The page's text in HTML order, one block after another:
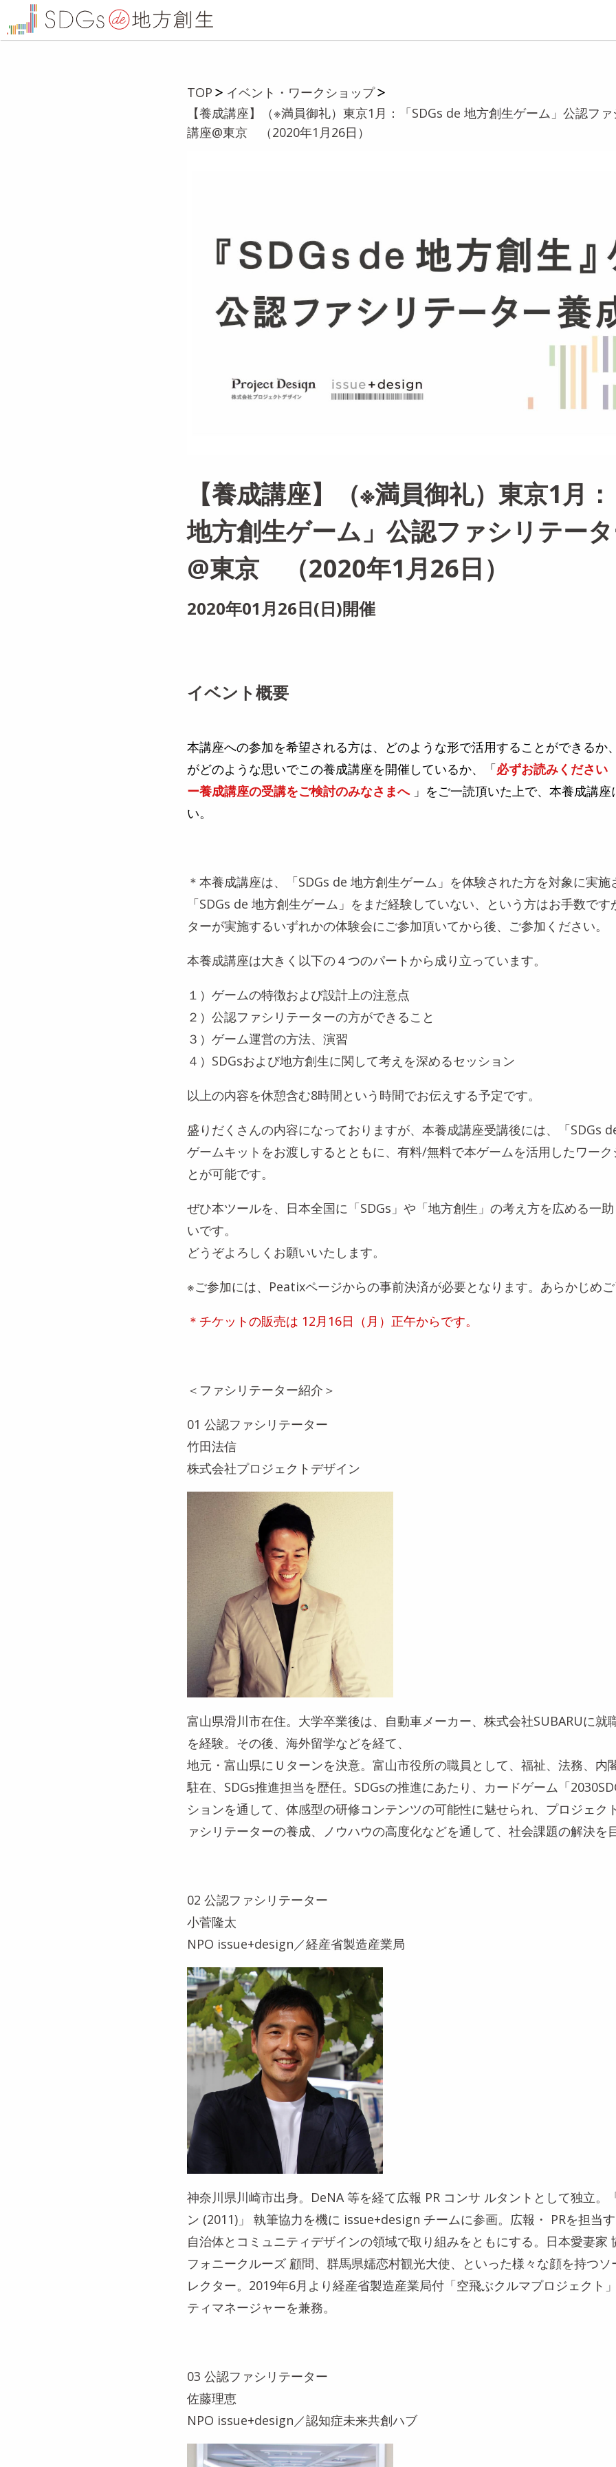
TOP
イベント・ワークショップ
【養成講座】（※満員御礼）東京1月：「SDGs de 地方創生ゲーム」公認フ
講座@東京 （2020年1月26日）
【養成講座】（※満員御礼）東京1月
地方創生ゲーム」公認ファシリテー
@東京 （2020年1月26日）
2020年01月26日(日)開催
イベント概要
本講座への参加を希望される方は、どのような形で活用することができるか
がどのような思いでこの養成講座を開催しているか、「必ずお読みくださ
ー養成講座の受講をご検討のみなさまへ」をご一読頂いた上で、本養成講座
い。
＊本養成講座は、「SDGs de 地方創生ゲーム」を体験された方を対象に実施
「SDGs de 地方創生ゲーム」をまだ経験していない、という方はお手数で
ターが実施するいずれかの体験会にご参加頂いてから後、ご参加ください。
本養成講座は大きく以下の４つのパートから成り立っています。
１）ゲームの特徴および設計上の注意点
２）公認ファシリテーターの方ができること
３）ゲーム運営の方法、演習
４）SDGsおよび地方創生に関して考えを深めるセッション
以上の内容を休憩含む8時間という時間でお伝えする予定です。
盛りだくさんの内容になっておりますが、本養成講座受講後には、「SDGs
ゲームキットをお渡しするとともに、有料/無料で本ゲームを活用したワー
とが可能です。
ぜひ本ツールを、日本全国に「SDGs」や「地方創生」の考え方を広める一
いです。
どうぞよろしくお願いいたします。
※ご参加には、Peatixページからの事前決済が必要となります。あらかじめご
＊チケットの販売は 12月16日（月）正午からです。
＜ファシリテーター紹介＞
01 公認ファシリテーター
竹田法信
株式会社プロジェクトデザイン
富山県滑川市在住。大学卒業後は、自動車メーカー、株式会社SUBARUに就
を経験。その後、海外留学などを経て、
地元・富山県にＵターンを決意。富山市役所の職員として、福祉、法務、内
駐在、SDGs推進担当を歴任。SDGsの推進にあたり、カードゲーム「
ションを通して、体感型の研修コンテンツの可能性に魅せられ、プロジェク
ァシリテーターの養成、ノウハウの高度化などを通して、社会課題の解決を
02 公認ファシリテーター
小菅隆太
NPO issue+design／経産省製造産業局
神奈川県川崎市出身。DeNA 等を経て広報 PR コンサ ルタントとして独立。
ン (2011)」 執筆協力を機に issue+design チームに参画。広報・ PRを担当
自治体とコミュニティデザインの領域で取り組みをともにする。日本愛妻家
フォニークルーズ 顧問、群馬県嬬恋村観光大使、といった様々な顔を持つソ
レクター。2019年6月より経産省製造産業局付「空飛ぶクルマプロジェクト
ティマネージャーを兼務。
03 公認ファシリテーター
佐藤理恵
NPO issue+design／認知症未来共創ハブ